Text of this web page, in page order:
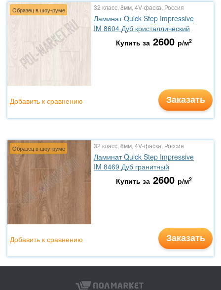
Образец в шоу-руме 32 класс, 8мм, 4V-фаска, Россия
Ламинат Quick Step Impressive
IM 8604 Дуб кристаллический
Купить за 2600 р/м2
Заказать
Добавить к сравнению
Образец в шоу-руме 32 класс, 8мм, 4V-фаска, Россия
Ламинат Quick Step Impressive
IM 8469 Дуб гранитный
Купить за 2600 р/м2
Заказать
Добавить к сравнению